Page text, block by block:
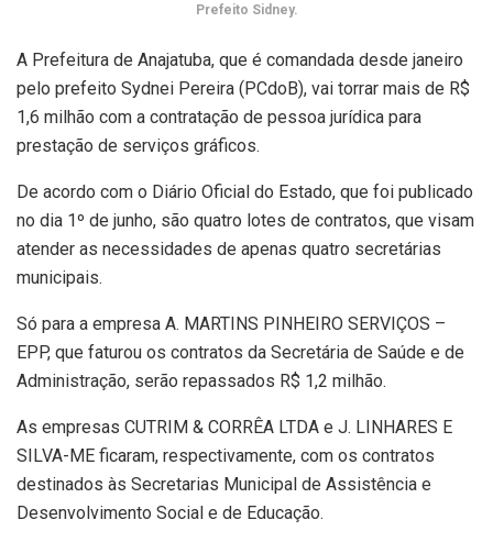
Prefeito Sidney.
A Prefeitura de Anajatuba, que é comandada desde janeiro
pelo prefeito Sydnei Pereira (PCdoB), vai torrar mais de R$
1,6 milhão com a contratação de pessoa jurídica para
prestação de serviços gráficos.
De acordo com o Diário Oficial do Estado, que foi publicado
no dia 1º de junho, são quatro lotes de contratos, que visam
atender as necessidades de apenas quatro secretárias
municipais.
Só para a empresa A. MARTINS PINHEIRO SERVIÇOS –
EPP, que faturou os contratos da Secretária de Saúde e de
Administração, serão repassados R$ 1,2 milhão.
As empresas CUTRIM & CORRÊA LTDA e J. LINHARES E
SILVA-ME ficaram, respectivamente, com os contratos
destinados às Secretarias Municipal de Assistência e
Desenvolvimento Social e de Educação.